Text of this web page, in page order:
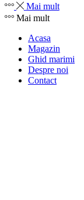
Mai mult
Mai mult
Acasa
Magazin
Ghid marimi
Despre noi
Contact